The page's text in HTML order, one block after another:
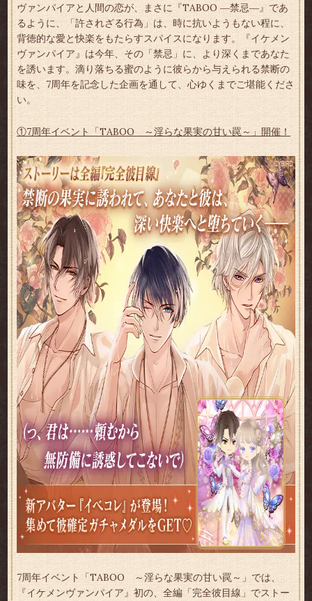
ヴァンパイアと人間の恋が、まさに『TABOO ―禁忌―』であ
るように、「許されざる行為」は、時に抗いようもない程に、
背徳的な愛と快楽をもたらすスパイスになります。『イケメン
ヴァンパイア』は今年、その「禁忌」に、より深くまであなた
を誘います。滴り落ちる蜜のように彼らから与えられる禁断の
味を、7周年を記念した企画を通して、心ゆくまでご堪能くださ
い。
①7周年イベント「TABOO ～淫らな果実の甘い罠～」開催！
7周年イベント「TABOO ～淫らな果実の甘い罠～」では、
『イケメンヴァンパイア』初の、全編「完全彼目線」でストー